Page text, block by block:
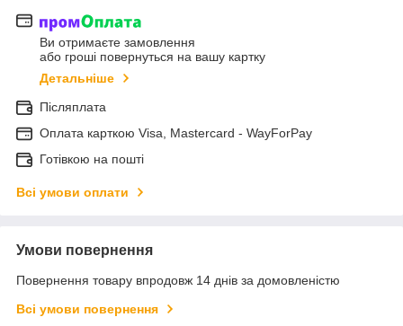
Ви отримаєте замовлення
або гроші повернуться на вашу картку
Детальніше
Післяплата
Оплата карткою Visa, Mastercard - WayForPay
Готівкою на пошті
Всі умови оплати
Умови повернення
Повернення товару впродовж 14 днів за домовленістю
Всі умови повернення